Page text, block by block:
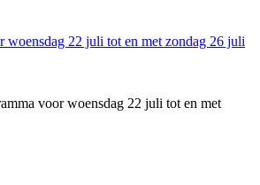
woensdag 22 juli tot en met zondag 26 juli
voor woensdag 22 juli tot en met